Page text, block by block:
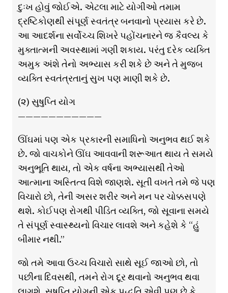
દુઃખ હોવું જોઈએ. એટલા માટે યોગીઓ તમામ
દ્રષ્ટિકોણથી સંપૂર્ણ સ્વતંત્ર બનવાનો પ્રયાસ કરે છે.
આ આદર્શના સર્વોચ્ચ શિખરે પહોંચનારને જ કૈવલ્ય કે
મુક્તાત્મની અવસ્થામાં ગણી શકાય. પરંતુ દરેક વ્યક્તિ
અમુક અંશે તેનો અભ્યાસ કરી શકે છે અને તે મુજબ
વ્યક્તિ સ્વતંત્રતાનું સુખ પણ માણી શકે છે.
(૨) સુષુપ્તિ યોગ
———————————
ઊંઘમાં પણ એક પ્રકારની સમાધિનો અનુભવ થઈ શકે
છે. જો વાચકોને ઊંઘ આવવાની શરૂઆત થાય તે સમયે
અનુભૂતિ થાય, તો એક વર્ષના અભ્યાસથી તેઓ
આત્માના અસ્તિત્વ વિશે જાણશે. સૂતી વખતે તમે જે પણ
વિચારો છો, તેની અસર શરીર અને મન પર ચોક્કસપણે
થશે. કોઈપણ રોગથી પીડિત વ્યક્તિ, જો સૂવાના સમયે
તે સંપૂર્ણ સ્વાસ્થ્યનો વિચાર લાવશે અને કહેશે કે “હું
બીમાર નથી.”
જો તમે આવા ઉચ્ચ વિચારો સાથે સૂઈ જાઓ છો, તો
પછીના દિવસથી, તમને રોગ દૂર થવાનો અનુભવ થવા